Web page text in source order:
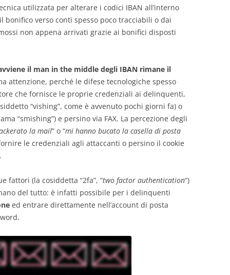
utilizzata per alterare i codici IBAN all’interno
verso conti spesso poco tracciabili o dai
non appena arrivati grazie ai bonifici disposti
il man in the middle degli IBAN rimane il
attenzione, perché le difese tecnologiche spesso
che fornisce le proprie credenziali ai delinquenti,
“vishing”, come è avvenuto pochi giorni fa) o
“smishing”) e persino via FAX. La percezione degli
la mail” o “mi hanno bucato la casella di posta
le credenziali agli attaccanti o persino il cookie
fattori (la cosiddetta “2fa”, “two factor authentication“)
del tutto: è infatti possibile per i delinquenti
ed entrare direttamente nell’account di posta